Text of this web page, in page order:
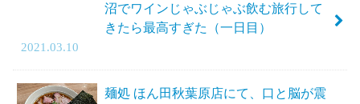
沼でワインじゃぶじゃぶ飲む旅行して
きたら最高すぎた（一日目）
2021.03.10
麺処 ほん田秋葉原店にて、口と脳が震